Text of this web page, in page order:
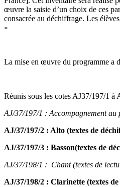
œuvre la saisie d’un choix de ces
consacrée au déchiffrage. Les
»
La mise en œuvre du programme a
Réunis sous les cotes AJ37/197/1 à
AJ/37/197/1 : Accompagnement au
AJ/37/197/2 : Alto (textes de
AJ/37/197/3 : Basson(textes de
AJ/37/198/1 : Chant (textes de
AJ/37/198/2 : Clarinette (textes